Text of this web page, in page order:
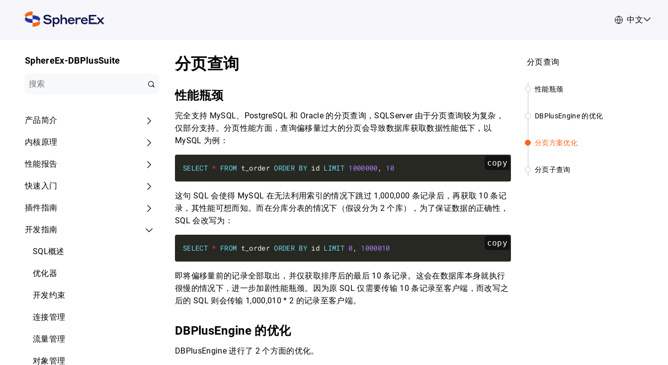
中文
SphereEx-DBPlusSuite
产品简介
内核原理
性能报告
快速入门
插件指南
开发指南
SQL概述
优化器
开发约束
连接管理
流量管理
对象管理
分页查询
性能瓶颈
完全支持 MySQL、PostgreSQL 和 Oracle 的分页查询，SQLServer 由于分页查询较为复杂，
仅部分支持。分页性能方面，查询偏移量过大的分页会导致数据库获取数据性能低下，以
MySQL 为例：
copy
SELECT * FROM t_order ORDER BY id LIMIT 1000000 , 10
这句 SQL 会使得 MySQL 在无法利用索引的情况下跳过 1,000,000 条记录后，再获取 10 条记
录，其性能可想而知。而在分库分表的情况下（假设分为 2 个库），为了保证数据的正确性，
SQL 会改写为：
copy
SELECT * FROM t_order ORDER BY id LIMIT 0 , 1000010
即将偏移量前的记录全部取出，并仅获取排序后的最后 10 条记录。这会在数据库本身就执行
很慢的情况下，进一步加剧性能瓶颈。因为原 SQL 仅需要传输 10 条记录至客户端，而改写之
后的 SQL 则会传输 1,000,010 * 2 的记录至客户端。
DBPlusEngine 的优化
DBPlusEngine 进行了 2 个方面的优化。
分页查询
性能瓶颈
DBPlusEngine 的优化
分页方案优化
分页子查询